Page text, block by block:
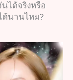
ได้จริงหรือ
ด้นานไหม?